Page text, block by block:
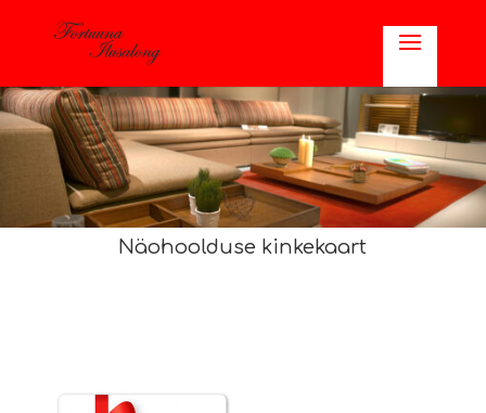
Näohoolduse kinkekaart